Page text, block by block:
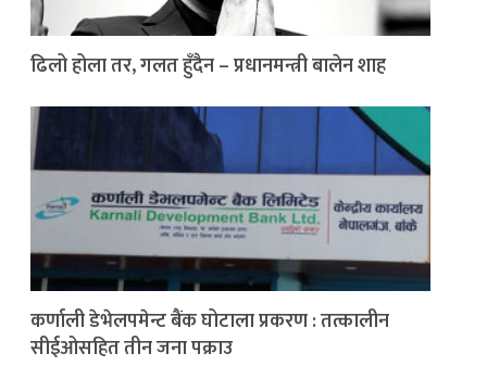
ढिलो होला तर, गलत हुँदैन – प्रधानमन्त्री बालेन शाह
कर्णाली डेभेलपमेन्ट बैंक घोटाला प्रकरण : तत्कालीन
सीईओसहित तीन जना पक्राउ